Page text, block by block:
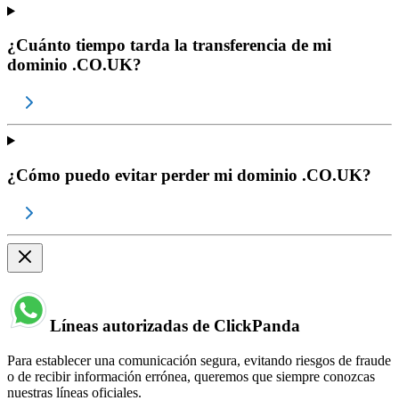
¿Cuánto tiempo tarda la transferencia de mi
dominio .CO.UK?
¿Cómo puedo evitar perder mi dominio .CO.UK?
Líneas autorizadas de ClickPanda
Para establecer una comunicación segura, evitando riesgos de fraude
o de recibir información errónea, queremos que siempre conozcas
nuestras líneas oficiales.